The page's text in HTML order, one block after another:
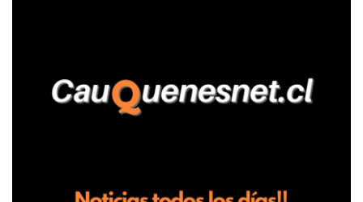
trabajadores, el edil descendió del vehículo y, en medio de la
confrontación, la habría tomado de los hombros, empujado al
suelo y agredido con golpes de pies y manos, mientr...